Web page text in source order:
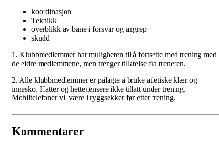
koordinasjon
Teknikk
overblikk av bane i forsvar og angrep
skudd
1. Klubbmedlemmer har muligheten til å fortsette med trening med
de eldre medlemmene, men trenger tillatelse fra treneren.
2. Alle klubbmedlemmer er pålagte å bruke atletiske klær og
innesko. Hatter og hettegensere ikke tillatt under trening.
Mobiltelefoner vil være i ryggsekker før etter trening.
Kommentarer